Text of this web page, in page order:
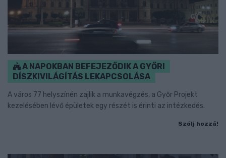
A NAPOKBAN BEFEJEZŐDIK A GYŐRI
DÍSZKIVILÁGÍTÁS LEKAPCSOLÁSA
A város 77 helyszínén zajlik a munkavégzés, a Győr Projekt
kezelésében lévő épületek egy részét is érinti az intézkedés.
Szólj hozzá!